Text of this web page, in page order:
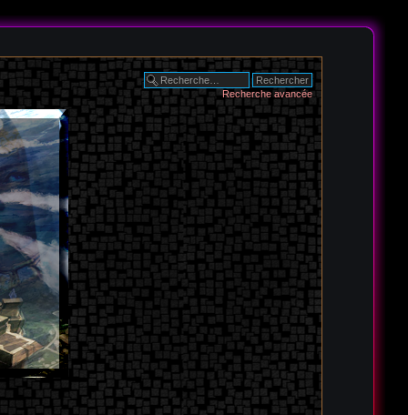
Recherche avancée